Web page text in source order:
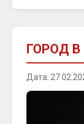
ГОРОД В
Дата: